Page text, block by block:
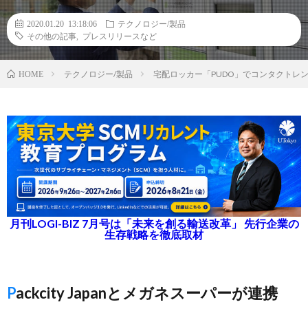
2020.01.20 13:18:06
テクノロジー/製品
その他の記事
プレスリリースなど
HOME テクノロジー/製品 宅配ロッカー「PUDO」でコンタクトレ
月刊LOGI-BIZ 7月号は「未来を創る輸送改革」 先行企業の
生存戦略を徹底取材
Packcity Japanとメガネスーパーが連携